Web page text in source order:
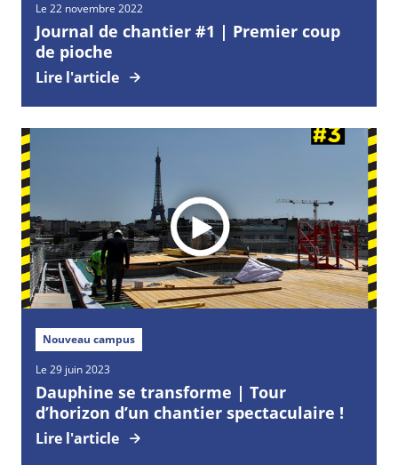
Le 22 novembre 2022
Journal de chantier #1 | Premier coup
de pioche
Lire l'article
Nouveau campus
Le 29 juin 2023
Dauphine se transforme | Tour
d’horizon d’un chantier spectaculaire !
Lire l'article